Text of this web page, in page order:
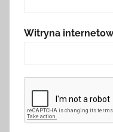
Witryna